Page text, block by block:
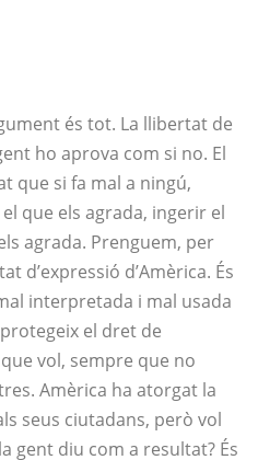
és tot. La llibertat de
ho aprova com si no. El
que si fa mal a ningú,
que els agrada, ingerir el
agrada. Prenguem, per
d’expressió d’Amèrica. És
interpretada i mal usada
el dret de
vol, sempre que no
Amèrica ha atorgat la
seus ciutadans, però vol
gent diu com a resultat? És